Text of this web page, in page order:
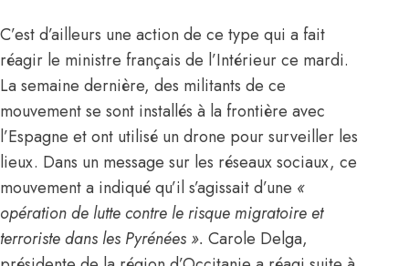
C’est d’ailleurs une action de ce type qui a fait
réagir le ministre français de l’Intérieur ce mardi.
La semaine dernière, des militants de ce
mouvement se sont installés à la frontière avec
l’Espagne et ont utilisé un drone pour surveiller les
lieux. Dans un message sur les réseaux sociaux, ce
mouvement a indiqué qu’il s’agissait d’une «
opération de lutte contre le risque migratoire et
terroriste dans les Pyrénées ». Carole Delga,